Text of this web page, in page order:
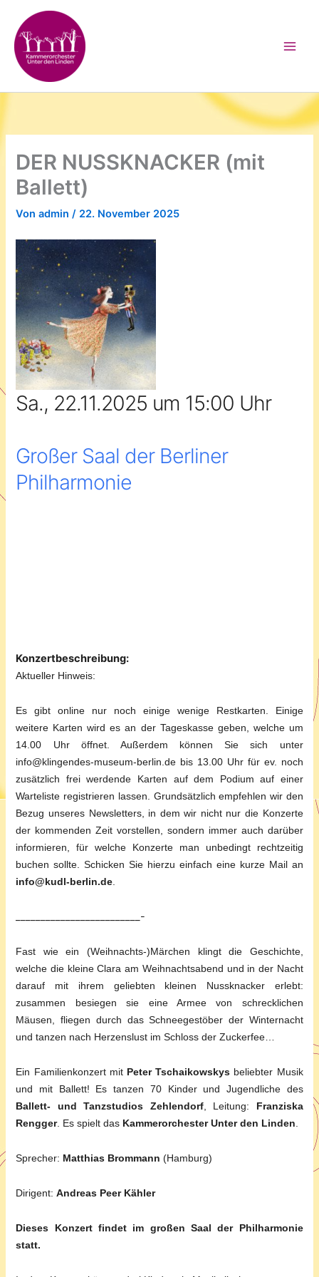
Inhalt
springen
DER NUSSKNACKER (mit
Ballett)
Vonadmin/ 22. November 2025
Sa., 22.11.2025 um 15:00 Uhr
Großer Saal der Berliner
Philharmonie
Konzertbeschreibung:
Aktueller Hinweis:
Es gibt online nur noch einige wenige Restkarten. Einige
weitere Karten wird es an der Tageskasse geben, welche um
14.00 Uhr öffnet. Außerdem können Sie sich unter
info@klingendes-museum-berlin.de bis 13.00 Uhr für ev. noch
zusätzlich frei werdende Karten auf dem Podium auf einer
Warteliste registrieren lassen. Grundsätzlich empfehlen wir den
Bezug unseres Newsletters, in dem wir nicht nur die Konzerte
der kommenden Zeit vorstellen, sondern immer auch darüber
informieren, für welche Konzerte man unbedingt rechtzeitig
buchen sollte. Schicken Sie hierzu einfach eine kurze Mail an
info@kudl-berlin.de
_________________________-
Fast wie ein (Weihnachts-)Märchen klingt die Geschichte,
welche die kleine Clara am Weihnachtsabend und in der Nacht
darauf mit ihrem geliebten kleinen Nussknacker erlebt:
zusammen besiegen sie eine Armee von schrecklichen
Mäusen, fliegen durch das Schneegestöber der Winternacht
und tanzen nach Herzenslust im Schloss der Zuckerfee…
Ein Familienkonzert mit Peter Tschaikowskys beliebter Musik
und mit Ballett! Es tanzen 70 Kinder und Jugendliche des
Ballett- und Tanzstudios Zehlendorf, Leitung: Franziska
Rengger. Es spielt das Kammerorchester Unter den Linden
Sprecher: Matthias Brommann (Hamburg)
Dirigent:Andreas Peer Kähler
Dieses Konzert findet im großen Saal der Philharmonie
statt.